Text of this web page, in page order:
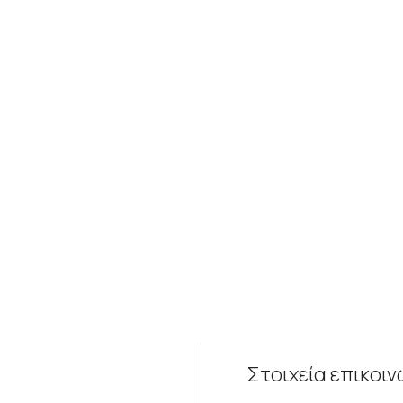
Στοιχεία